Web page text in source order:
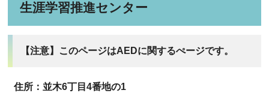
生涯学習推進センター
【注意】このページはAEDに関するぺージです。
住所：並木6丁目4番地の1